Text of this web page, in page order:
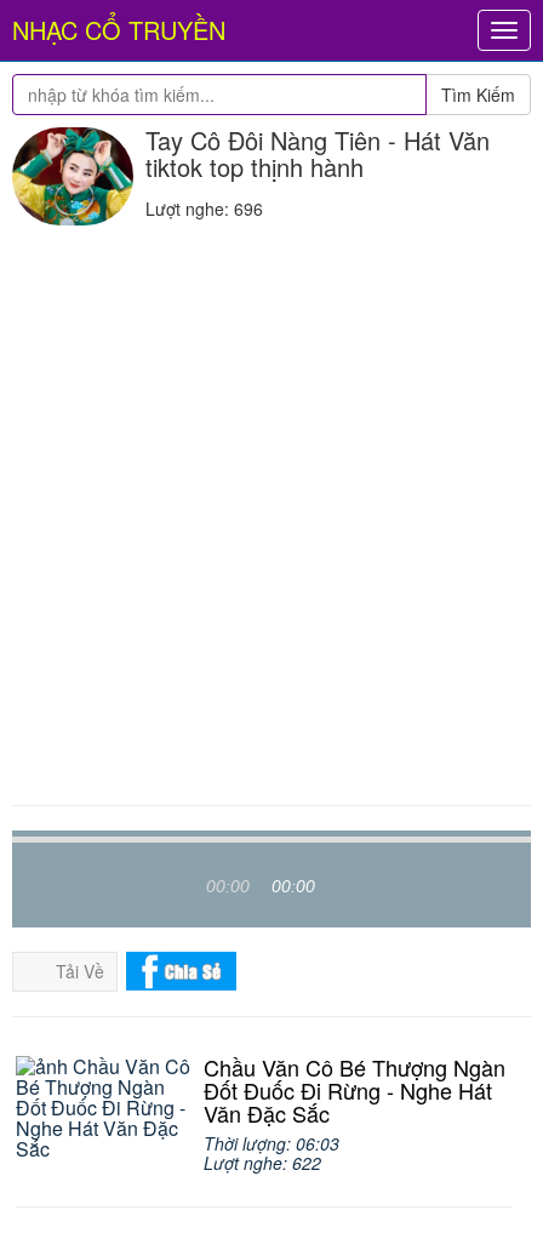
NHẠC CỔ TRUYỀN
Tìm Kiếm
Tay Cô Đôi Nàng Tiên - Hát Văn
tiktok top thịnh hành
Lượt nghe: 696
00:00 00:00
Tải Về
Chầu Văn Cô Bé Thượng Ngàn
Đốt Đuốc Đi Rừng - Nghe Hát
Văn Đặc Sắc
Thời lượng: 06:03
Lượt nghe: 622